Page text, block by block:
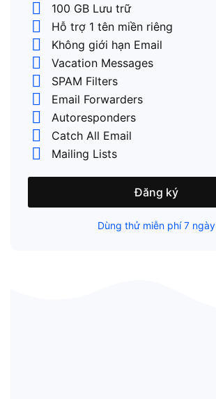
100 GB Lưu trữ
Hỗ trợ 1 tên miền riêng
Không giới hạn Email
Vacation Messages
SPAM Filters
Email Forwarders
Autoresponders
Catch All Email
Mailing Lists
Đăng ký
Dùng thử miễn phí 7 ngày